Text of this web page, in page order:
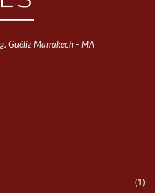
Guéliz Marrakech - MA
(1)